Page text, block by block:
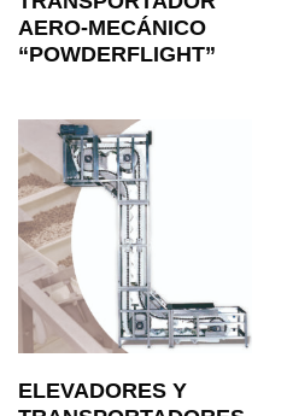
AERO-MECÁNICO
“POWDERFLIGHT”
ELEVADORES Y